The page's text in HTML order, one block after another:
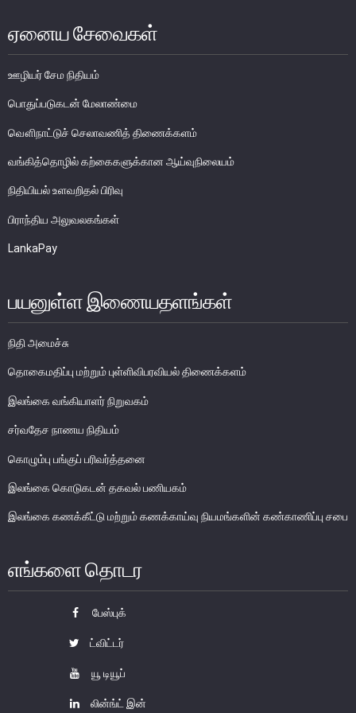
வங்கிகளுக்கிடையிலான அழைப்புப் பணச் சந்தை
அரச பிணையங்கள் சந்தை
கம்பனிப் படுகடன் பிணையங்கள் சந்தை
கொழும்பு பங்குப் பரிவர்த்தனை
பிரமிட் திட்டங்கள்
சாதனங்கள் மற்றும் நடைமுறைப்படுத்தல்
பொதுநோக்கு
நிதியியல் முறைமை உறுதிபாட்டுக் குழு
நிதியியல் முறைமை மேற்பார்வைச் குழு
Financial Stability Review
ஏனைய சேவைகள்
ஊழியர் சேம நிதியம்
பொதுப்படுகடன் மேலாண்மை
வௌிநாட்டுச் செலாவணித் திணைக்களம்
வங்கித்தொழில் கற்கைகளுக்கான ஆய்வுநிலையம்
நிதியியல் உளவறிதல் பிரிவு
பிராந்திய அலுவலகங்கள்
LankaPay
பயனுள்ள இணையதளங்கள்
நிதி அமைச்சு
தொகைமதிப்பு மற்றும் புள்ளிவிபரவியல் திணைக்களம்
இலங்கை வங்கியாளர் நிறுவகம்
சர்வதேச நாணய நிதியம்
கொழும்பு பங்குப் பரிவர்த்தனை
இலங்கை கொடுகடன் தகவல் பணியகம்
இலங்கை கணக்கீட்டு மற்றும் கணக்காய்வு நியமங்களின் கண்காணிப்பு சபை
எங்களை தொடர
பேஸ்புக்
ட்விட்டர்
யூ டியூப்
லின்ங்ட் இன்